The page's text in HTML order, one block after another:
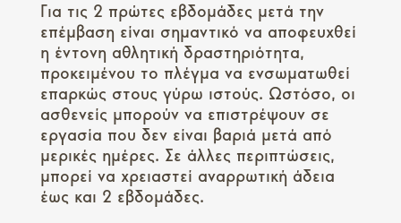
Για τις 2 πρώτες εβδομάδες μετά την
επέμβαση είναι σημαντικό να αποφευχθεί
η έντονη αθλητική δραστηριότητα,
προκειμένου το πλέγμα να ενσωματωθεί
επαρκώς στους γύρω ιστούς. Ωστόσο, οι
ασθενείς μπορούν να επιστρέψουν σε
εργασία που δεν είναι βαριά μετά από
μερικές ημέρες. Σε άλλες περιπτώσεις,
μπορεί να χρειαστεί αναρρωτική άδεια
έως και 2 εβδομάδες.